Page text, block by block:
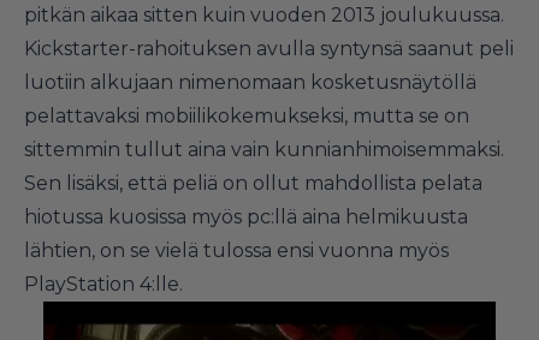
pitkän aikaa sitten kuin vuoden 2013 joulukuussa.
Kickstarter-rahoituksen avulla syntynsä saanut peli
luotiin alkujaan nimenomaan kosketusnäytöllä
pelattavaksi mobiilikokemukseksi, mutta se on
sittemmin tullut aina vain kunnianhimoisemmaksi.
Sen lisäksi, että peliä on ollut mahdollista pelata
hiotussa kuosissa myös pc:llä aina helmikuusta
lähtien, on se vielä tulossa ensi vuonna myös
PlayStation 4:lle.